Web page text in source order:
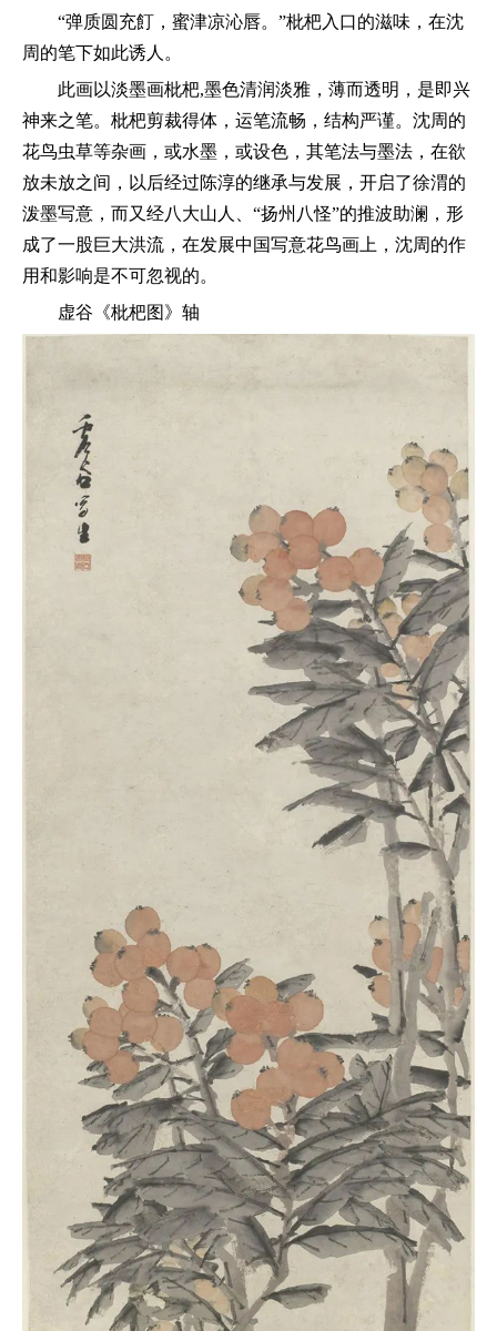
“弹质圆充飣，蜜津凉沁唇。”枇杷入口的滋味，在沈
周的笔下如此诱人。
此画以淡墨画枇杷,墨色清润淡雅，薄而透明，是即兴
神来之笔。枇杷剪裁得体，运笔流畅，结构严谨。沈周的
花鸟虫草等杂画，或水墨，或设色，其笔法与墨法，在欲
放未放之间，以后经过陈淳的继承与发展，开启了徐渭的
泼墨写意，而又经八大山人、“扬州八怪”的推波助澜，形
成了一股巨大洪流，在发展中国写意花鸟画上，沈周的作
用和影响是不可忽视的。
虚谷《枇杷图》轴